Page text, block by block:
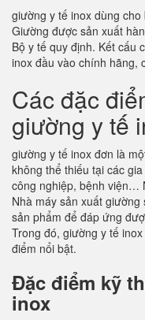
giường y tế inox dùng
Giường được sản xuất
Bộ y tế quy định. Kết cấu
inox đầu vào chính hãng,
Các đặc
giường y tế
giường y tế inox đơn là
không thể thiếu tại các
công nghiệp, bệnh viện…
Nhà máy sản xuất
sản phẩm để đáp ứng
Trong đó, giường y tế
điểm nổi bật.
Đặc điểm kỹ
inox